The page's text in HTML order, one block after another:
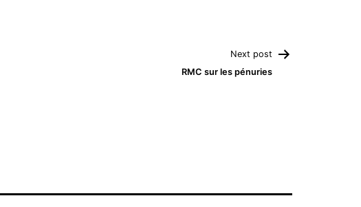
Next post
RMC sur les pénuries